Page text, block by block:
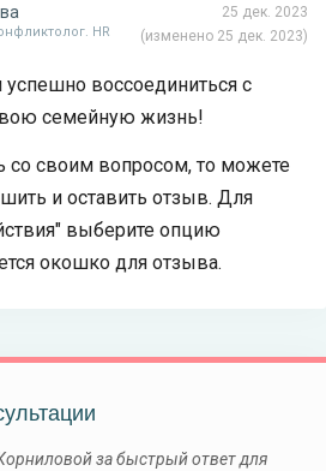
25 дек. 2023
(изменено 25 дек. 2023)
HR
воссоединиться с
семейную жизнь!
со своим вопросом, то можете
и оставить отзыв. Для
выберите опцию
окошко для отзыва.
за быстрый ответ для